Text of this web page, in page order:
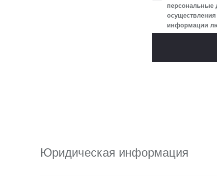
4. Я даю
в разделе
Я осведомлен,
персональные
информации
Юридическая информация